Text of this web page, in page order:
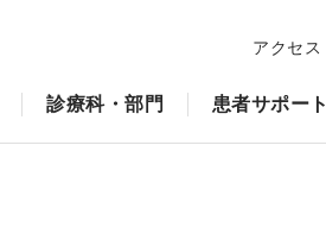
アクセス
診療科・部門 患者サポート